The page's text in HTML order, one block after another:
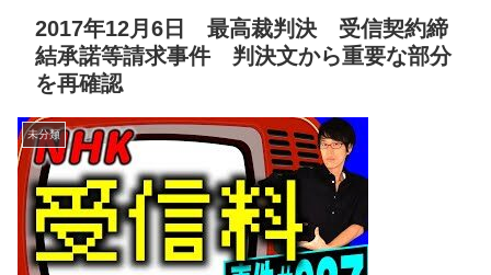
2017年12月6日 最高裁判決 受信契約締
結承諾等請求事件 判決文から重要な部分
を再確認
未分類